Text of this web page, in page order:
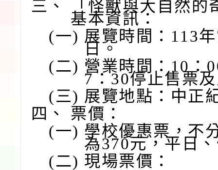
三、
「怪獸與大自然的
基本資訊：
(一) 展覽時間：113
日。
(二) 營業時間：10：
7：30停止售票
(三) 展覽地點：中正
四、
票價：
(一) 學校優惠票，不
為370元，平日
(二) 現場票價：